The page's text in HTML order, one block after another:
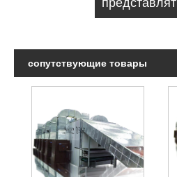
сопутствующие товары